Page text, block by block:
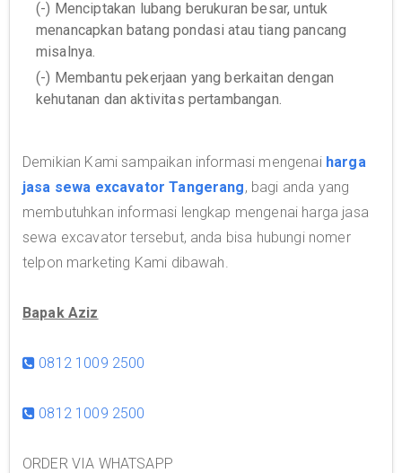
(-) Menciptakan lubang berukuran besar, untuk
menancapkan batang pondasi atau tiang pancang
misalnya.
(-) Membantu pekerjaan yang berkaitan dengan
kehutanan dan aktivitas pertambangan.
Demikian Kami sampaikan informasi mengenai harga
jasa sewa excavator Tangerang, bagi anda yang
membutuhkan informasi lengkap mengenai harga jasa
sewa excavator tersebut, anda bisa hubungi nomer
telpon marketing Kami dibawah.
Bapak Aziz
0812 1009 2500
0812 1009 2500
ORDER VIA WHATSAPP